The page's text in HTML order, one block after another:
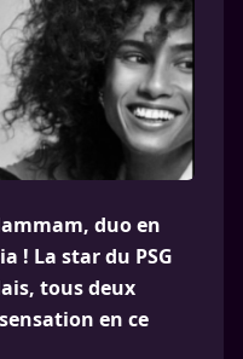
duo en
! La star du PSG
tous deux
en ce